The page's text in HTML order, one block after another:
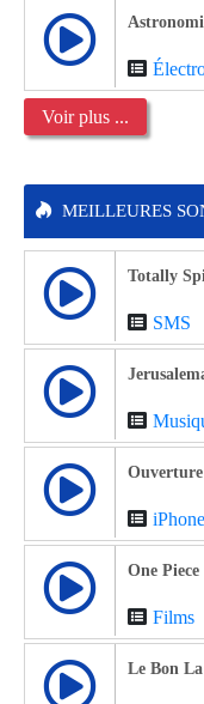
Voir plus ...
MEILLEURES
Totally
SMS
iPhone
One Piece
Films
Le Bon